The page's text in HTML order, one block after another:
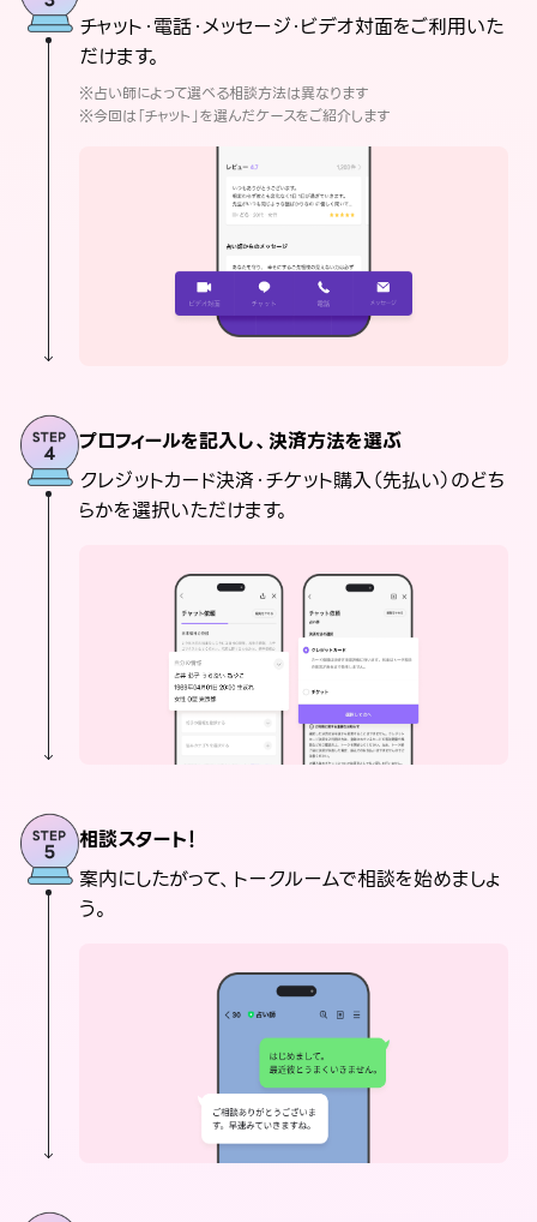
チャット・電話・メッセージ・ビデオ対面をご利用いた
だけます。
※占い師によって選べる相談方法は異なります
※今回は「チャット」を選んだケースをご紹介します
プロフィールを記入し、決済方法を選ぶ
クレジットカード決済・チケット購入（先払い）のどち
らかを選択いただけます。
相談スタート！
案内にしたがって、トークルームで相談を始めましょ
う。